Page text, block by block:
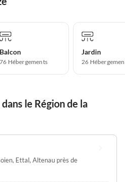
Balcon
76 Hébergements
Jardin
26
le Région de la
, Ettal, Altenau près de